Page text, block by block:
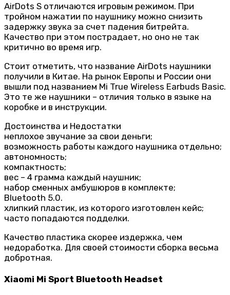
AirDots S отличаются игровым режимом. При
тройном нажатии по наушнику можно снизить
задержку звука за счет падения битрейта.
Качество при этом пострадает, но оно не так
критично во время игр.
Стоит отметить, что название AirDots наушники
получили в Китае. На рынок Европы и России они
вышли под названием Mi True Wireless Earbuds Basic.
Это те же наушники – отличия только в языке на
коробке и в инструкции.
Достоинства и Недостатки
неплохое звучание за свои деньги;
возможность работы каждого наушника отдельно;
автономность;
компактность;
вес – 4 грамма каждый наушник;
набор сменных амбушюров в комплекте;
Bluetooth 5.0.
хлипкий пластик, из которого изготовлен кейс;
часто попадаются подделки.
Качество пластика скорее издержка, чем
недоработка. Для своей стоимости сборка весьма
добротная.
Xiaomi Mi Sport Bluetooth Headset